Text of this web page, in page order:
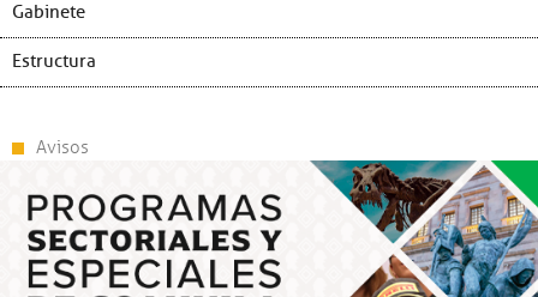
Gabinete
Estructura
Avisos